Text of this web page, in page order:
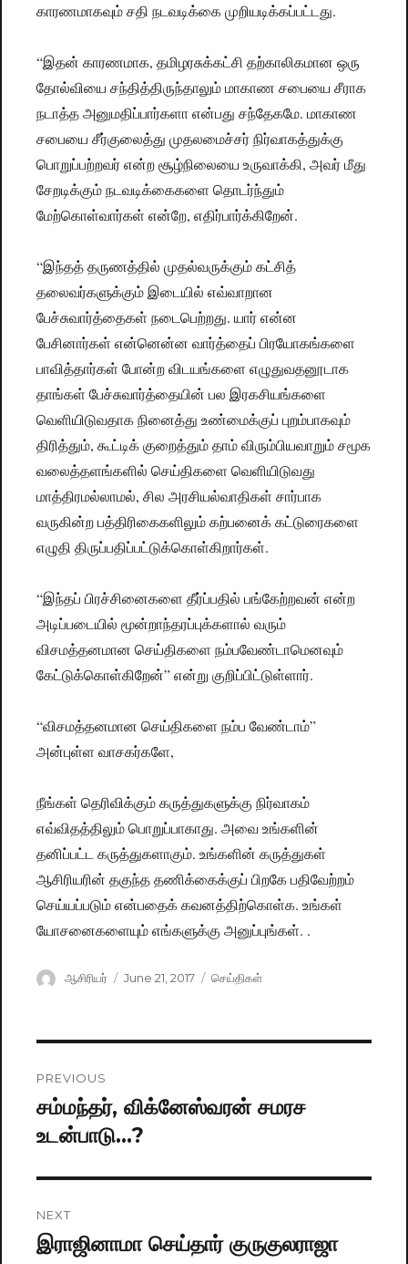
காரணமாகவும் சதி நடவடிக்கை முறியடிக்கப்பட்டது.
“இதன் காரணமாக, தமிழரசுக்கட்சி தற்காலிகமான ஒரு
தோல்வியை சந்தித்திருந்தாலும் மாகாண சபையை சீராக
நடாத்த அனுமதிப்பார்களா என்பது சந்தேகமே. மாகாண
சபையை சீர்குலைத்து முதலமைச்சர் நிர்வாகத்துக்கு
பொறுப்பற்றவர் என்ற சூழ்நிலையை உருவாக்கி, அவர் மீது
சேறடிக்கும் நடவடிக்கைகளை தொடர்ந்தும்
மேற்கொள்வார்கள் என்றே, எதிர்பார்க்கிறேன்.
“இந்தத் தருணத்தில் முதல்வருக்கும் கட்சித்
தலைவர்களுக்கும் இடையில் எவ்வாறான
பேச்சுவார்த்தைகள் நடைபெற்றது. யார் என்ன
பேசினார்கள் என்னென்ன வார்த்தைப் பிரயோகங்களை
பாவித்தார்கள் போன்ற விடயங்களை எழுதுவதனூடாக
தாங்கள் பேச்சுவார்த்தையின் பல இரகசியங்களை
வெளியிடுவதாக நினைத்து உண்மைக்குப் புறம்பாகவும்
திரித்தும், கூட்டிக் குறைத்தும் தாம் விரும்பியவாறும் சமூக
வலைத்தளங்களில் செய்திகளை வெளியிடுவது
மாத்திரமல்லாமல், சில அரசியல்வாதிகள் சார்பாக
வருகின்ற பத்திரிகைகளிலும் கற்பனைக் கட்டுரைகளை
எழுதி திருப்பதிப்பட்டுக்கொள்கிறார்கள்.
“இந்தப் பிரச்சினைகளை தீர்ப்பதில் பங்கேற்றவன் என்ற
அடிப்படையில் மூன்றாந்தரப்புக்களால் வரும்
விசமத்தனமான செய்திகளை நம்பவேண்டாமெனவும்
கேட்டுக்கொள்கிறேன்” என்று குறிப்பிட்டுள்ளார்.
“விசமத்தனமான செய்திகளை நம்ப வேண்டாம்”
அன்புள்ள வாசகர்களே,
நீங்கள் தெரிவிக்கும் கருத்துகளுக்கு நிர்வாகம்
எவ்விதத்திலும் பொறுப்பாகாது. அவை உங்களின்
தனிப்பட்ட கருத்துகளாகும். உங்களின் கருத்துகள்
ஆசிரியரின் தகுந்த தணிக்கைக்குப் பிறகே பதிவேற்றம்
செய்யப்படும் என்பதைக் கவனத்திற்கொள்க. உங்கள்
யோசனைகளையும் எங்களுக்கு அனுப்புங்கள். .
Author
ஆசிரியர்
Posted
June 21, 2017 Categories
செய்திகள்
navigation
PREVIOUS
Previous
post:
சம்மந்தர், விக்னேஸ்வரன் சமரச
உடன்பாடு…?
NEXT
Next
இராஜினாமா செய்தார் குருகுலராஜா